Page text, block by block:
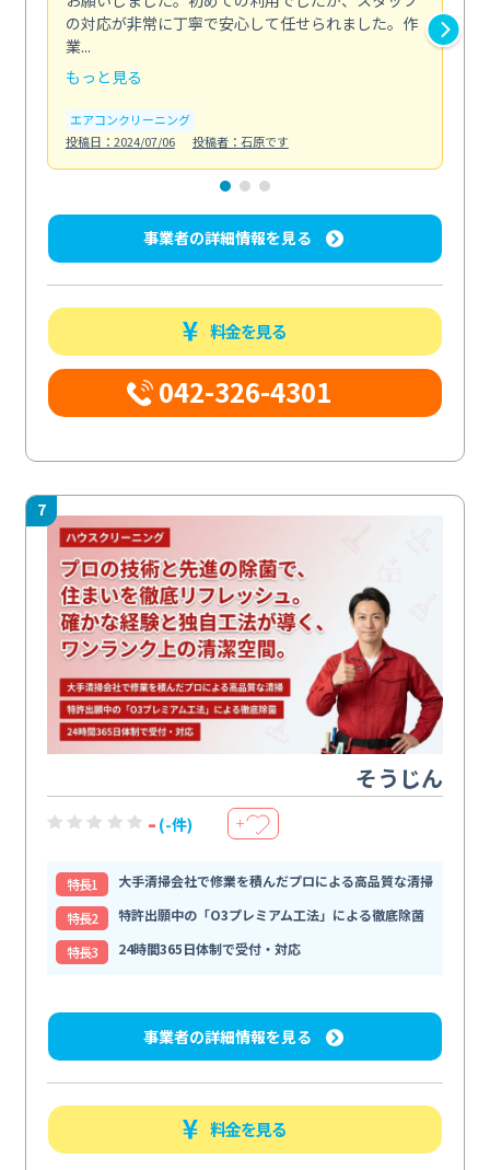
の対応が非常に丁寧で安心して任せられました。作
業...
もっと見る
エアコンクリーニング
投稿日：2024/07/06
投稿者：石原です
事業者の詳細情報を見る
料金を見る
042-326-4301
7
そうじん
- (-件) ＋
特⻑1
大手清掃会社で修業を積んだプロによる高品質な清掃
特⻑2
特許出願中の「O3プレミアム工法」による徹底除菌
特⻑3
24時間365日体制で受付・対応
事業者の詳細情報を見る
料金を見る